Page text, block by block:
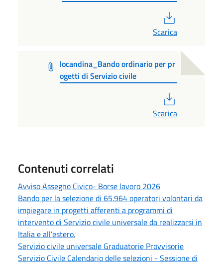
Scarica
locandina_Bando ordinario per pr
ogetti di Servizio civile
Scarica
Contenuti correlati
Avviso Assegno Civico- Borse lavoro 2026
Bando per la selezione di 65.964 operatori volontari da
impiegare in progetti afferenti a programmi di
intervento di Servizio civile universale da realizzarsi in
Italia e all’estero.
Servizio civile universale Graduatorie Provvisorie
Servizio Civile Calendario delle selezioni - Sessione di